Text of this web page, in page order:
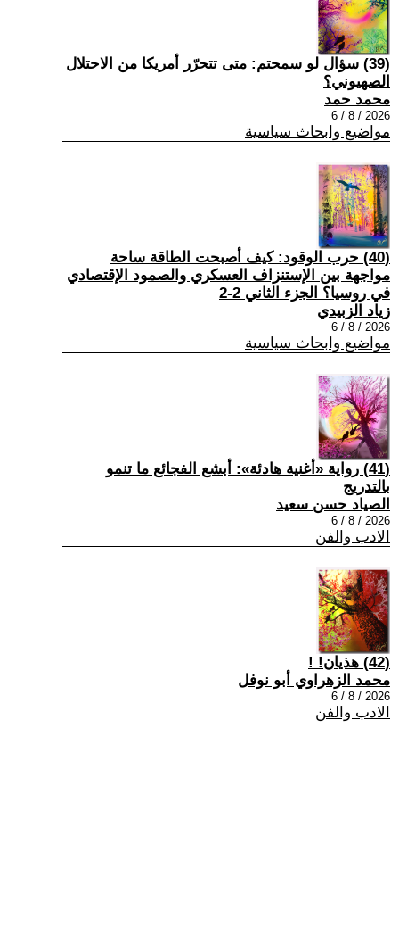
(39) سؤال لو سمحتم: متى تتحرّر أمريكا من الاحتلال
الصهيوني؟
محمد حمد
2026 / 8 / 6
مواضيع وابحاث سياسية
(40) حرب الوقود: كيف أصبحت الطاقة ساحة
مواجهة بين الإستنزاف العسكري والصمود الإقتصادي
في روسيا؟ الجزء الثاني 2-2
زياد الزبيدي
2026 / 8 / 6
مواضيع وابحاث سياسية
(41) رواية «أغنية هادئة»: أبشع الفجائع ما تنمو
بالتدريج
الصياد حسن سعيد
2026 / 8 / 6
الادب والفن
(42) هذيان! !
محمد الزهراوي أبو نوفل
2026 / 8 / 6
الادب والفن